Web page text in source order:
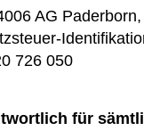
AG
726 050
für